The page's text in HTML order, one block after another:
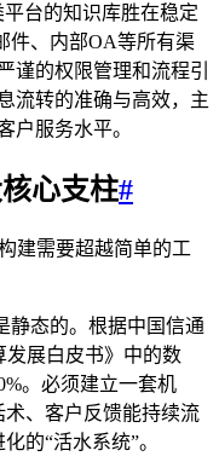
台的知识库胜在稳定
件、内部OA等所有渠
谨的权限管理和流程引
流转的准确与高效，主
户服务水平。
心支柱#
建需要超越简单的工
静态的。根据中国信通
发展白皮书》中的数
。必须建立一套机
、客户反馈能持续流
的“活水系统”。